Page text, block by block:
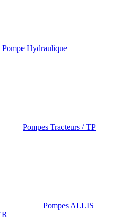
Pompe Hydraulique
Pompes Tracteurs / TP
Pompes ALLIS